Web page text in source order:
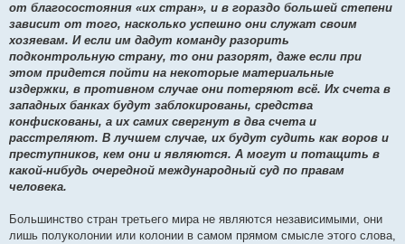
от благосостояния «их стран», и в гораздо большей степени
зависит от того, насколько успешно они служат своим
хозяевам. И если им дадут команду разорить
подконтрольную страну, то они разорят, даже если при
этом придется пойти на некоторые материальные
издержки, в противном случае они потеряют всё. Их счета в
западных банках будут заблокированы, средства
конфискованы, а их самих свергнут в два счета и
расстреляют. В лучшем случае, их будут судить как воров и
преступников, кем они и являются. А могут и потащить в
какой-нибудь очередной международный суд по правам
человека.
Большинство стран третьего мира не являются независимыми, они
лишь полуколонии или колонии в самом прямом смысле этого слова,